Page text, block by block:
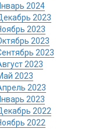
2024
2023
2023
2023
2023
2023
2023
2023
2023
2022
2022